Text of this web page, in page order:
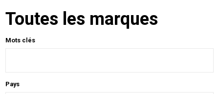
Toutes les marques
Mots clés
Pays